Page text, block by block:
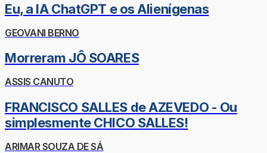
Eu, a IA ChatGPT e os Alienígenas
GEOVANI BERNO
Morreram JÔ SOARES
ASSIS CANUTO
FRANCISCO SALLES de AZEVEDO - Ou
simplesmente CHICO SALLES!
ARIMAR SOUZA DE SÁ